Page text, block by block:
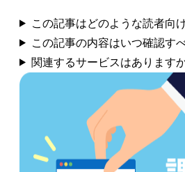
この記事はどのような読者向
この記事の内容はいつ確認す
関連するサービスはあります